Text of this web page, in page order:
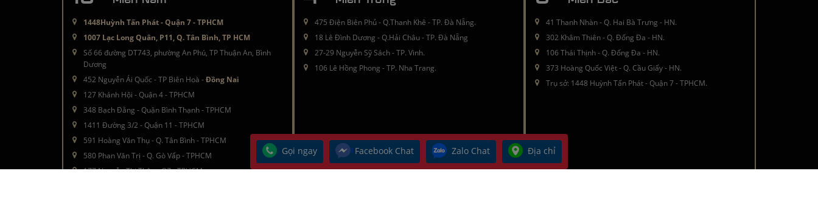
Gọi ngay Facebook Chat Zalo Chat Địa chỉ
1448Huỳnh Tấn Phát - Quận 7 - TPHCM
1007 Lạc Long Quân, P11, Q. Tân Bình, TP HCM
Số 66 đường DT743, phường An Phú, TP Thuận An, Bình
Dương
452 Nguyễn Ái Quốc - TP Biên Hoà -Đồng Nai
127 Khánh Hội - Quận 4 - TPHCM
348 Bạch Đằng - Quận Bình Thạnh - TPHCM
1411 Đường 3/2 - Quận 11 - TPHCM
591 Hoàng Văn Thụ - Q. Tân Bình - TPHCM
580 Phan Văn Trị - Q. Gò Vấp - TPHCM
177 Nguyễn Thị Thập - Q7 - TPHCM
475 Điện Biên Phủ - Q.Thanh Khê - TP. Đà Nẵng.
18 Lê Đình Dương - Q.Hải Châu - TP. Đà Nẵng
27-29 Nguyễn Sỹ Sách - TP. Vinh.
106 Lê Hồng Phong - TP. Nha Trang.
41 Thanh Nhàn - Q. Hai Bà Trưng - HN.
302 Khâm Thiên - Q. Đống Đa - HN.
106 Thái Thịnh - Q. Đống Đa - HN.
373 Hoàng Quốc Việt - Q. Cầu Giấy - HN.
Trụ sở: 1448 Huỳnh Tấn Phát - Quận 7 - TPHCM.